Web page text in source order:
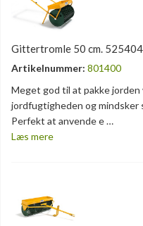
Gittertromle 50 cm.
Artikelnummer: 801400
Meget god til at pakke
jordfugtigheden og
Perfekt at anvende e …
Læs mere